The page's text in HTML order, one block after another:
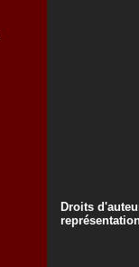
Droits